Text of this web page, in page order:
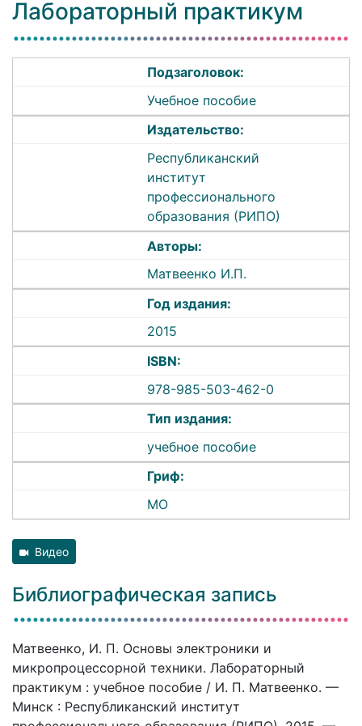
Лабораторный практикум
Подзаголовок:
Учебное пособие
Издательство:
Республиканский
институт
профессионального
образования (РИПО)
Авторы:
Матвеенко И.П.
Год издания:
2015
ISBN:
978-985-503-462-0
Тип издания:
учебное пособие
Гриф:
МО
Видео
Библиографическая запись
Матвеенко, И. П. Основы электроники и
микропроцессорной техники. Лабораторный
практикум : учебное пособие / И. П. Матвеенко. —
Минск : Республиканский институт